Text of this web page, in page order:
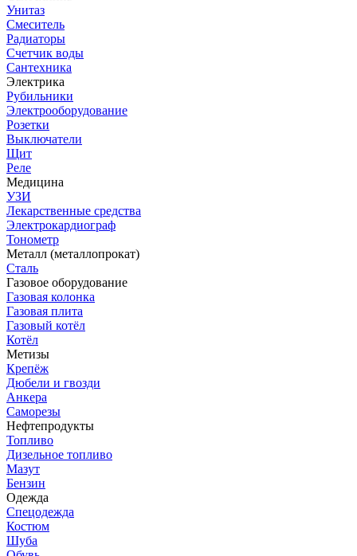
Унитаз
Смеситель
Радиаторы
Счетчик воды
Сантехника
Электрика
Рубильники
Электрооборудование
Розетки
Выключатели
Щит
Реле
Медицина
УЗИ
Лекарственные средства
Электрокардиограф
Тонометр
Металл (металлопрокат)
Сталь
Газовое оборудование
Газовая колонка
Газовая плита
Газовый котёл
Котёл
Метизы
Крепёж
Дюбели и гвозди
Анкера
Саморезы
Нефтепродукты
Топливо
Дизельное топливо
Мазут
Бензин
Одежда
Спецодежда
Костюм
Шуба